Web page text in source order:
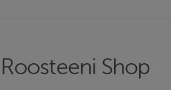
Roosteeni Shop